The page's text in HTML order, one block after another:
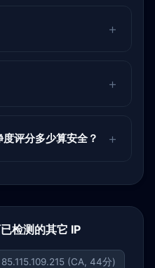
评分多少算安全？
检测的其它 IP
85.115.109.215 (CA, 44分)